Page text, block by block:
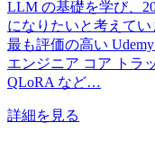
LLM の基礎を学び、
になりたいと考えて
最も評価の高い
エンジニア コア トラ
QLoRA など…
詳細を見る